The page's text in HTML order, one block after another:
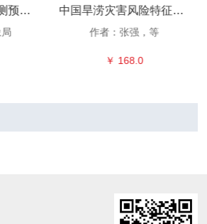
全国高影响天气监测预报服务技术复盘（2021年） 中国旱涝灾害风险特征及其防御
作者：张强，等
￥ 168.0